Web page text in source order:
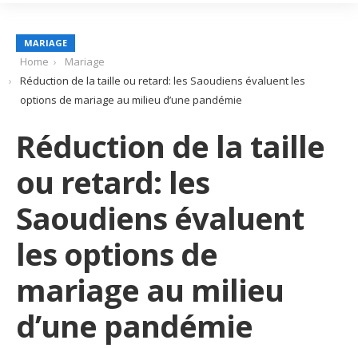
MARIAGE
Home
Mariage
Réduction de la taille ou retard: les Saoudiens évaluent les
options de mariage au milieu d’une pandémie
Réduction de la taille
ou retard: les
Saoudiens évaluent
les options de
mariage au milieu
d’une pandémie